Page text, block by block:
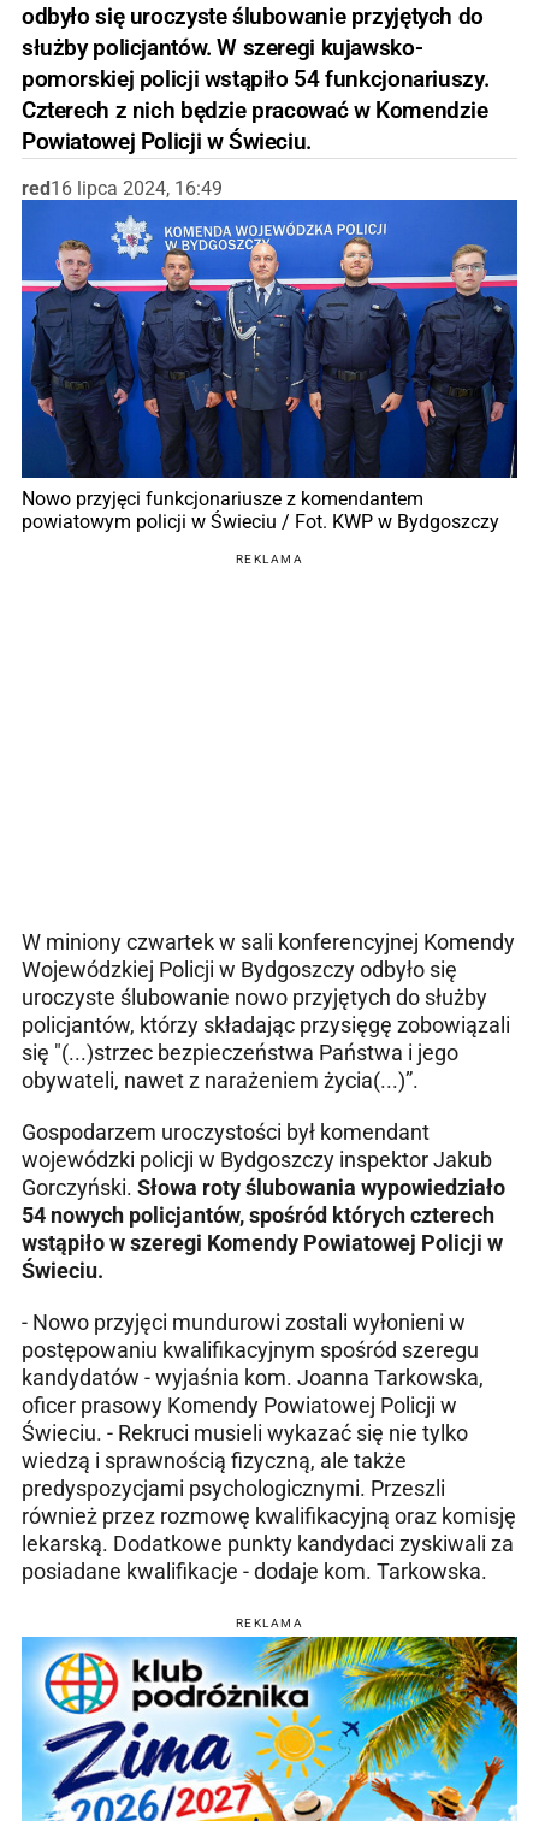
odbyło się uroczyste ślubowanie przyjętych do
służby policjantów. W szeregi kujawsko-
pomorskiej policji wstąpiło 54 funkcjonariuszy.
Czterech z nich będzie pracować w Komendzie
Powiatowej Policji w Świeciu.
red16 lipca 2024, 16:49
Nowo przyjęci funkcjonariusze z komendantem
powiatowym policji w Świeciu / Fot. KWP w Bydgoszczy
REKLAMA
W miniony czwartek w sali konferencyjnej Komendy
Wojewódzkiej Policji w Bydgoszczy odbyło się
uroczyste ślubowanie nowo przyjętych do służby
policjantów, którzy składając przysięgę zobowiązali
się "(...)strzec bezpieczeństwa Państwa i jego
obywateli, nawet z narażeniem życia(...)”.
Gospodarzem uroczystości był komendant
wojewódzki policji w Bydgoszczy inspektor Jakub
Gorczyński. Słowa roty ślubowania wypowiedziało
54 nowych policjantów, spośród których czterech
wstąpiło w szeregi Komendy Powiatowej Policji w
Świeciu.
- Nowo przyjęci mundurowi zostali wyłonieni w
postępowaniu kwalifikacyjnym spośród szeregu
kandydatów - wyjaśnia kom. Joanna Tarkowska,
oficer prasowy Komendy Powiatowej Policji w
Świeciu. - Rekruci musieli wykazać się nie tylko
wiedzą i sprawnością fizyczną, ale także
predyspozycjami psychologicznymi. Przeszli
również przez rozmowę kwalifikacyjną oraz komisję
lekarską. Dodatkowe punkty kandydaci zyskiwali za
posiadane kwalifikacje - dodaje kom. Tarkowska.
REKLAMA